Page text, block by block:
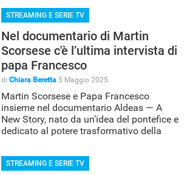
STREAMING E SERIE TV
Nel documentario di Martin
Scorsese c'è l’ultima intervista di
papa Francesco
di Chiara Beretta 5 Maggio 2025
Martin Scorsese e Papa Francesco
insieme nel documentario Aldeas — A
New Story, nato da un’idea del pontefice e
dedicato al potere trasformativo della
STREAMING E SERIE TV